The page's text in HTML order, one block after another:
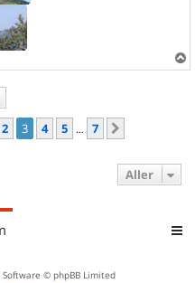
a
7
2 3 4 5 … 7
Aller
© phpBB Limited